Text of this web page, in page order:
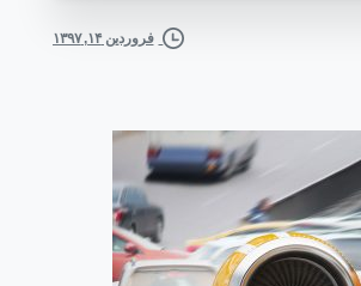
فروردین ۱۴, ۱۳۹۷